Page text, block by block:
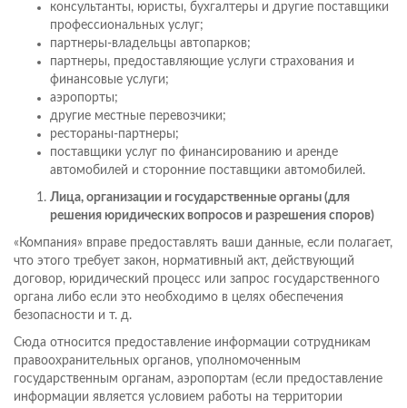
консультанты, юристы, бухгалтеры и другие поставщики
профессиональных услуг;
партнеры-владельцы автопарков;
партнеры, предоставляющие услуги страхования и
финансовые услуги;
аэропорты;
другие местные перевозчики;
рестораны-партнеры;
поставщики услуг по финансированию и аренде
автомобилей и сторонние поставщики автомобилей.
Лица, организации и государственные органы (для
решения юридических вопросов и разрешения споров)
«Компания» вправе предоставлять ваши данные, если полагает,
что этого требует закон, нормативный акт, действующий
договор, юридический процесс или запрос государственного
органа либо если это необходимо в целях обеспечения
безопасности и т. д.
Сюда относится предоставление информации сотрудникам
правоохранительных органов, уполномоченным
государственным органам, аэропортам (если предоставление
информации является условием работы на территории